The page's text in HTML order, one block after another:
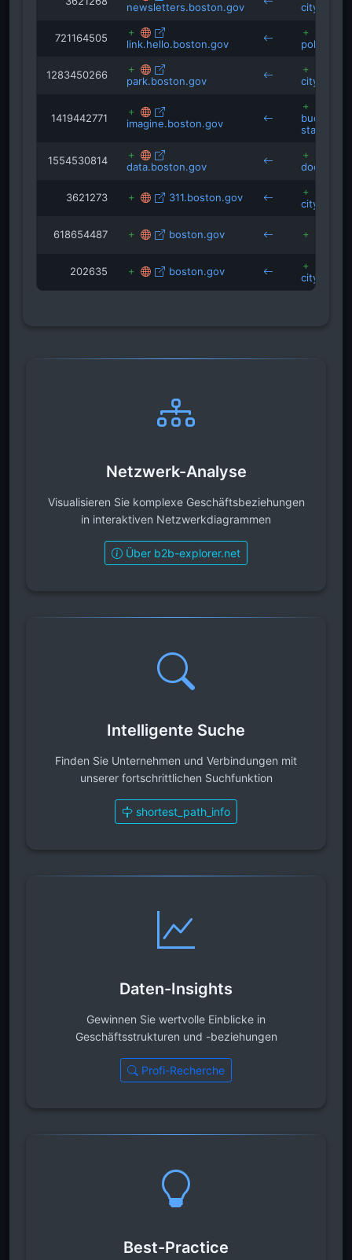
newsletters.boston.gov
721164505 link.hello.boston.gov
1283450266 park.boston.gov
1419442771 imagine.boston.gov
1554530814 data.boston.gov
3621273 311.boston.gov
618654487 boston.gov
202635 boston.gov
Netzwerk-Analyse
Visualisieren Sie komplexe Geschäftsbeziehungen
in interaktiven Netzwerkdiagrammen
Über b2b-explorer.net
Intelligente Suche
Finden Sie Unternehmen und Verbindungen mit
unserer fortschrittlichen Suchfunktion
shortest_path_info
Daten-Insights
Gewinnen Sie wertvolle Einblicke in
Geschäftsstrukturen und -beziehungen
Profi-Recherche
Best-Practice